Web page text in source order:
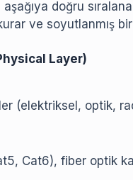
aşağıya doğru
ve soyutlanmış
Layer)
(elektriksel, optik,
Cat6), fiber optik